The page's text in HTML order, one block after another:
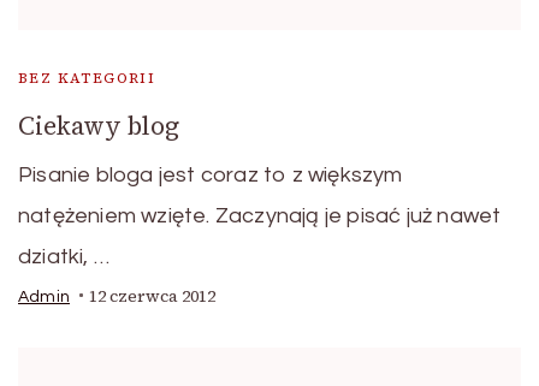
BEZ KATEGORII
Ciekawy blog
Pisanie bloga jest coraz to z większym
natężeniem wzięte. Zaczynają je pisać już nawet
dziatki, …
Admin 12 czerwca 2012